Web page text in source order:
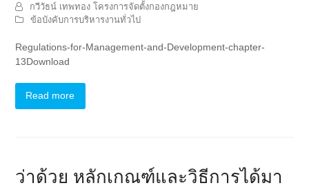
กวีวัธน์ เทพทอง โครงการจัดตั้งกองกฎหมาย
ข้อบังคับการบริหารงานทั่วไป
Regulations-for-Management-and-Development-chapter-
13Download
Read more
ว่าด้วย หลักเกณฑ์และวิธีการได้มา